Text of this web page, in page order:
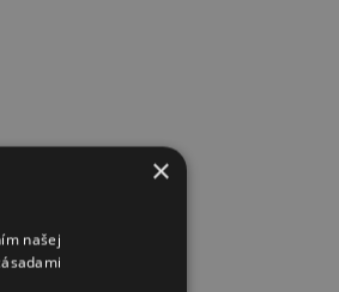
×
našej